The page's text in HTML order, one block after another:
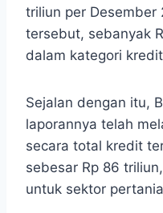
triliun per Desember
tersebut, sebanyak
dalam kategori
Sejalan dengan itu,
laporannya telah
secara total kredit
sebesar Rp 86
untuk sektor